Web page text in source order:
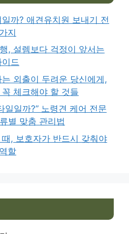
까? 애견유치원 보내기 전
지
, 설렘보다 걱정이 앞서는
드
외출이 두려운 당신에게,
체크해야 할 것들
일일까?” 노령견 케어 전문
별 맞춤 관리법
, 보호자가 반드시 갖춰야
할